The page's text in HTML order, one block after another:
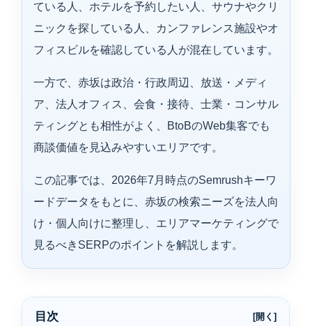
ている人、ホテルを予約したい人、サウナやクリ
ニックを探している人、カンファレンス施設やオ
フィスビルを確認している人が混在しています。
一方で、赤坂は政治・行政周辺、放送・メディ
ア、法人オフィス、会食・接待、士業・コンサル
ティングとも相性がよく、BtoBのWeb集客でも
商談価値を見込みやすいエリアです。
この記事では、2026年7月時点のSemrushキーワ
ードデータをもとに、赤坂の検索ニーズを法人向
け・個人向けに整理し、エリアマーケティングで
見るべきSERPのポイントを解説します。
目次